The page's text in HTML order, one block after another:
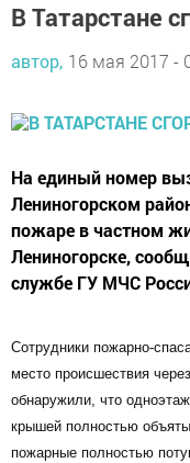
В Татарстане
автор, 16 мая 2017 -
На единый номер
Лениногорском
пожаре в частном
Лениногорске,
службе ГУ МЧС
Сотрудники пожарно-
место происшествия
обнаружили, что
крышей полностью
пожарные полностью